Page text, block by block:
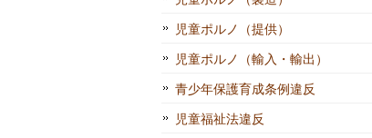
児童ポルノ（提供）
児童ポルノ（輸入・輸出）
青少年保護育成条例違反
児童福祉法違反